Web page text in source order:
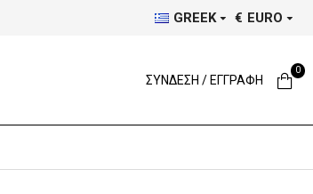
GREEK € EURO
ΣΥΝΔΕΣΗ / ΕΓΓΡΑΦΗ
0